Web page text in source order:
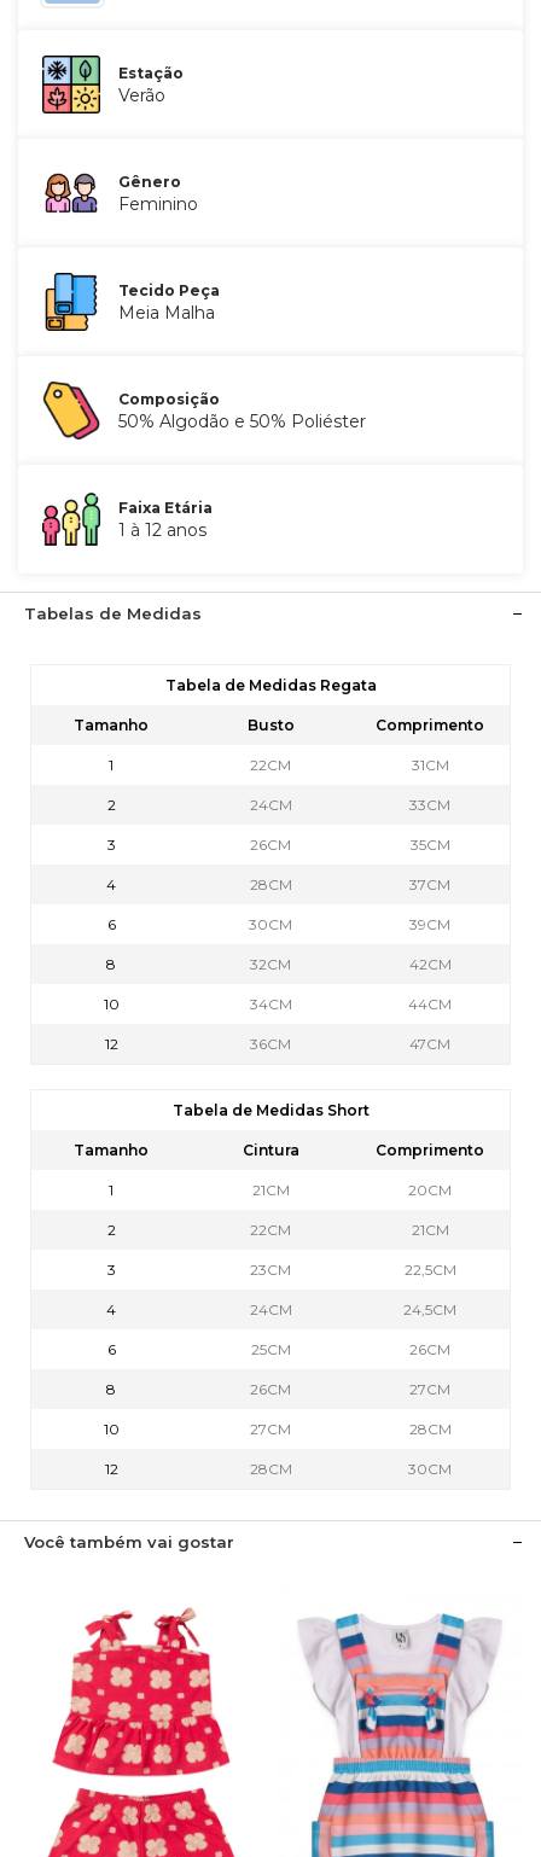
Estação
Verão
Gênero
Feminino
Tecido Peça
Meia Malha
Composição
50% Algodão e 50% Poliéster
Faixa Etária
1 à 12 anos
Tabelas de Medidas
Tabela de Medidas Regata
Tamanho Busto Comprimento
1 22CM 31CM
2 24CM 33CM
3 26CM 35CM
4 28CM 37CM
6 30CM 39CM
8 32CM 42CM
10 34CM 44CM
12 36CM 47CM
Tabela de Medidas Short
Tamanho Cintura Comprimento
1 21CM 20CM
2 22CM 21CM
3 23CM 22,5CM
4 24CM 24,5CM
6 25CM 26CM
8 26CM 27CM
10 27CM 28CM
12 28CM 30CM
Você também vai gostar